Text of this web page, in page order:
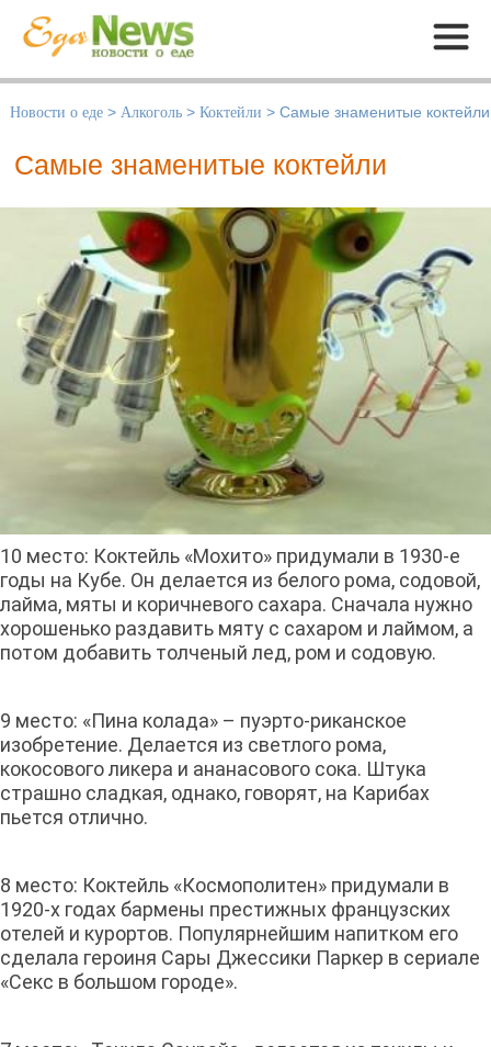
Меню
Новости о еде > Алкоголь > Коктейли > Самые знаменитые коктейли
Самые знаменитые коктейли
10 место: Коктейль «Мохито» придумали в 1930-е
годы на Кубе. Он делается из белого рома, содовой,
лайма, мяты и коричневого сахара. Сначала нужно
хорошенько раздавить мяту с сахаром и лаймом, а
потом добавить толченый лед, ром и содовую.
9 место: «Пина колада» – пуэрто-риканское
изобретение. Делается из светлого рома,
кокосового ликера и ананасового сока. Штука
страшно сладкая, однако, говорят, на Карибах
пьется отлично.
8 место: Коктейль «Космополитен» придумали в
1920-х годах бармены престижных французских
отелей и курортов. Популярнейшим напитком его
сделала героиня Сары Джессики Паркер в сериале
«Секс в большом городе».